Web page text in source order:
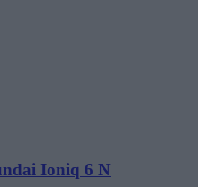
Ioniq 6 N